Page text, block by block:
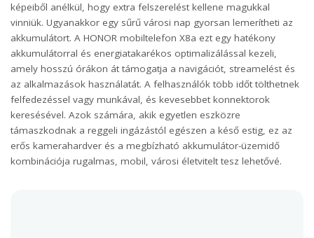
képeiből anélkül, hogy extra felszerelést kellene magukkal
vinniük. Ugyanakkor egy sűrű városi nap gyorsan lemerítheti az
akkumulátort. A HONOR mobiltelefon X8a ezt egy hatékony
akkumulátorral és energiatakarékos optimalizálással kezeli,
amely hosszú órákon át támogatja a navigációt, streamelést és
az alkalmazások használatát. A felhasználók több időt tölthetnek
felfedezéssel vagy munkával, és kevesebbet konnektorok
keresésével. Azok számára, akik egyetlen eszközre
támaszkodnak a reggeli ingázástól egészen a késő estig, ez az
erős kamerahardver és a megbízható akkumulátor-üzemidő
kombinációja rugalmas, mobil, városi életvitelt tesz lehetővé.